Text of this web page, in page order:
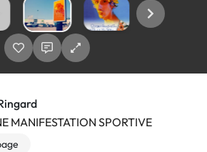
MANIFESTATION SPORTIVE